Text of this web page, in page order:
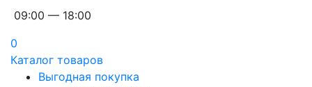
09:00 — 18:00
0
Каталог товаров
Выгодная покупка